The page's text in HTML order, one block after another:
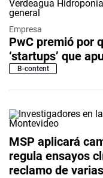
Empresa
PwC premió por
‘startups’ que
B-content
MSP aplicará
regula ensayos
reclamo de